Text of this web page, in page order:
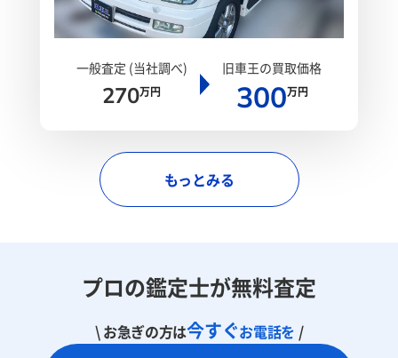
一般査定 (当社調べ)
270万円
旧車王の買取価格
300万円
もっとみる
プロの鑑定士が無料査定
\ お急ぎの方は今すぐお電話を /